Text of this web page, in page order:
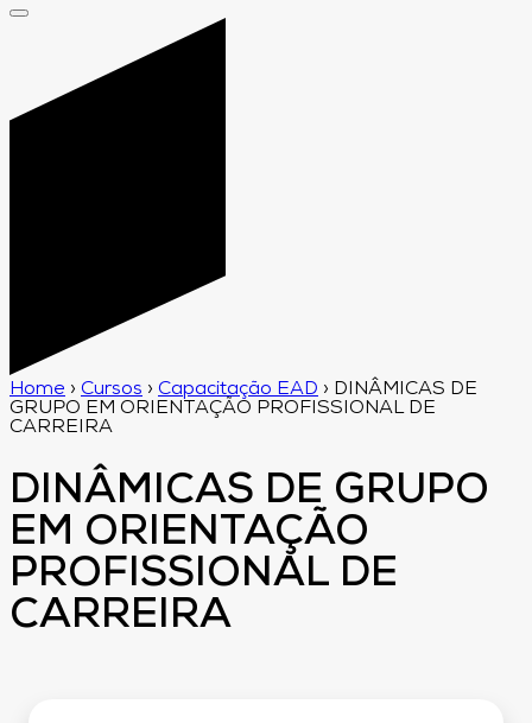
Home › Cursos › Capacitação EAD › DINÂMICAS DE
GRUPO EM ORIENTAÇÃO PROFISSIONAL DE
CARREIRA
DINÂMICAS DE GRUPO
EM ORIENTAÇÃO
PROFISSIONAL DE
CARREIRA